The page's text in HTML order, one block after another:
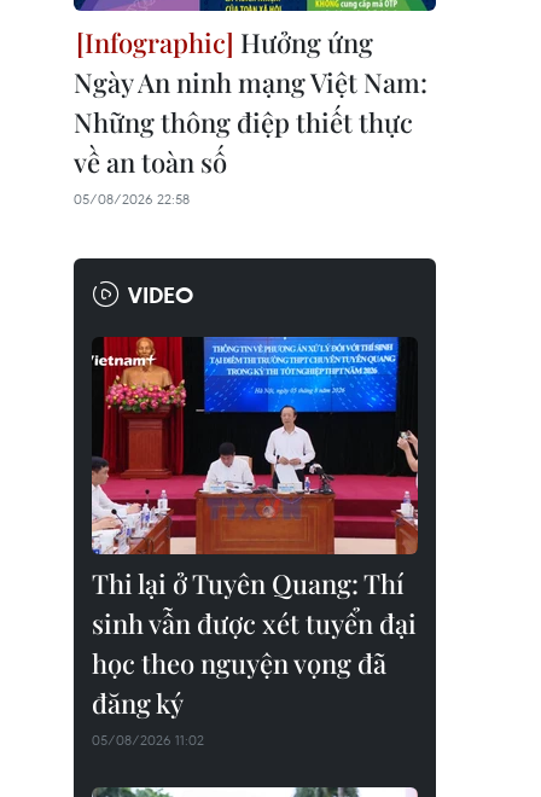
Hưởng ứng
Ngày An ninh mạng Việt Nam:
Những thông điệp thiết thực
về an toàn số
05/08/2026 22:58
VIDEO
Thi lại ở Tuyên Quang: Thí
sinh vẫn được xét tuyển đại
học theo nguyện vọng đã
đăng ký
05/08/2026 11:02